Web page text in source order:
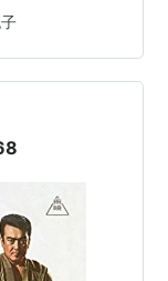
出演：内田良
藤純子/大木実
からやってき
（笑）。 ヤク
まくり！ その